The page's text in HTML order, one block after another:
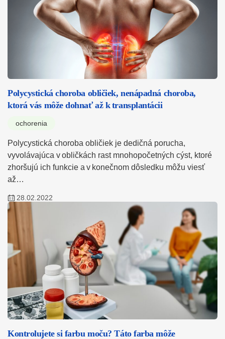
Polycystická choroba obličiek, nenápadná choroba,
ktorá vás môže dohnať až k transplantácii
ochorenia
Polycystická choroba obličiek je dedičná porucha,
vyvolávajúca v obličkách rast mnohopočetných cýst, ktoré
zhoršujú ich funkcie a v konečnom dôsledku môžu viesť
až…
28.02.2022
Kontrolujete si farbu moču? Táto farba môže